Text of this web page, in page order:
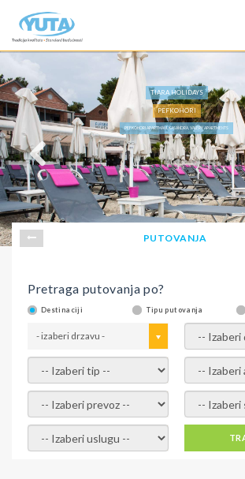
TIARA HOLIDAYS
PEFKOHORI
PEFKOHORI APARTMANI, KASANDRA, VALERY APARTMENTS
PUTOVANJA
Pretraga putovanja po?
Destinaciji Tipu putovanja
- izaberi drzavu - - izaberi
- izaberi tip - - izaberi
- izaberi prevoz - - Izaberite
- Izaberite uslugu -